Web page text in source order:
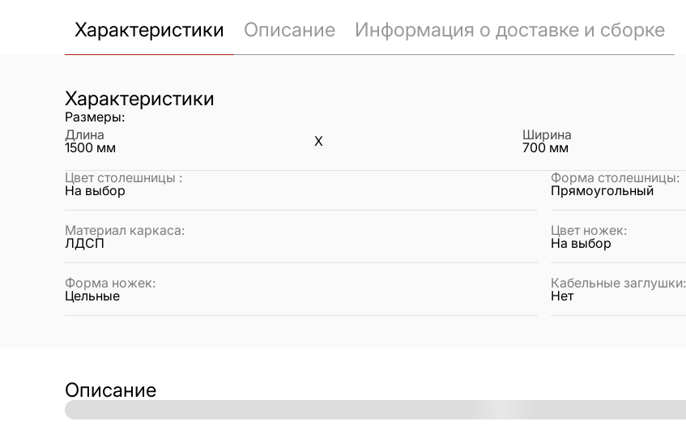
Характеристики Описание Информация о доставке и сборке
Характеристики
Размеры:
Длина
1500 мм X
Ширина
700 мм
Цвет столешницы :
На выбор
Форма столешницы:
Прямоугольный
Материал каркаса:
ЛДСП
Цвет ножек:
На выбор
Форма ножек:
Цельные
Кабельные заглушки:
Нет
Описание